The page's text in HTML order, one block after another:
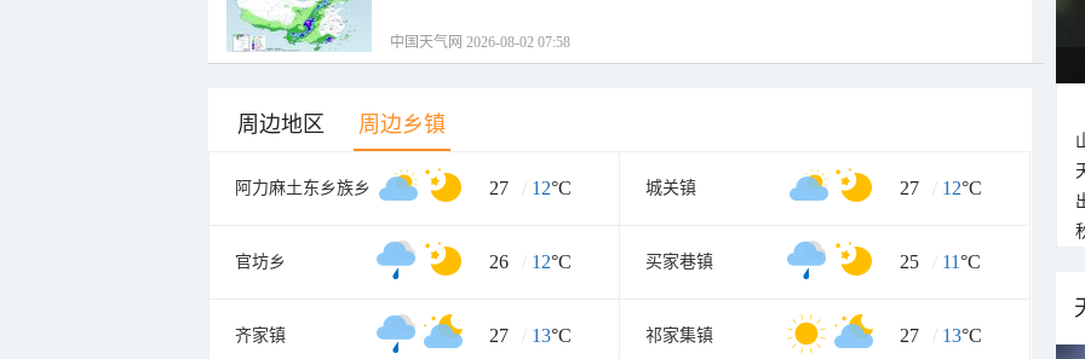
中国天气网 2026-08-02 07:58
周边地区 周边乡镇
阿力麻土东乡族乡 27 / 12°C 城关镇 27 / 12°C
官坊乡 26 / 12°C 买家巷镇 25 / 11°C
齐家镇 27 / 13°C 祁家集镇 27 / 13°C